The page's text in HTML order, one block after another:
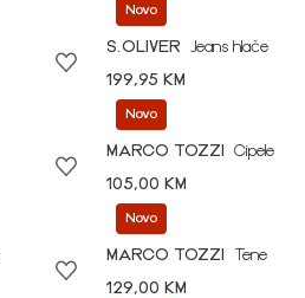
Novo
S.OLIVER
Jeans hlače
199,95 KM
Novo
MARCO TOZZI
Cipele
105,00 KM
Novo
MARCO TOZZI
Tene
129,00 KM